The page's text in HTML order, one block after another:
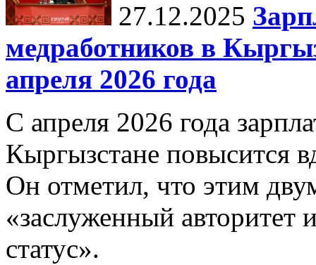
27.12.2025
медработников в
апреля 2026 года
С апреля 2026 года
Кыргызстане повысится
Он отметил, что этим
«заслуженный
статус».